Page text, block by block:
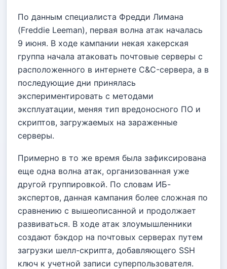
По данным специалиста Фредди Лимана
(Freddie Leeman), первая волна атак началась
9 июня. В ходе кампании некая хакерская
группа начала атаковать почтовые серверы с
расположенного в интернете C&C-сервера, а в
последующие дни принялась
экспериментировать с методами
эксплуатации, меняя тип вредоносного ПО и
скриптов, загружаемых на зараженные
серверы.
Примерно в то же время была зафиксирована
еще одна волна атак, организованная уже
другой группировкой. По словам ИБ-
экспертов, данная кампания более сложная по
сравнению с вышеописанной и продолжает
развиваться. В ходе атак злоумышленники
создают бэкдор на почтовых серверах путем
загрузки шелл-скрипта, добавляющего SSH
ключ к учетной записи суперпользователя.